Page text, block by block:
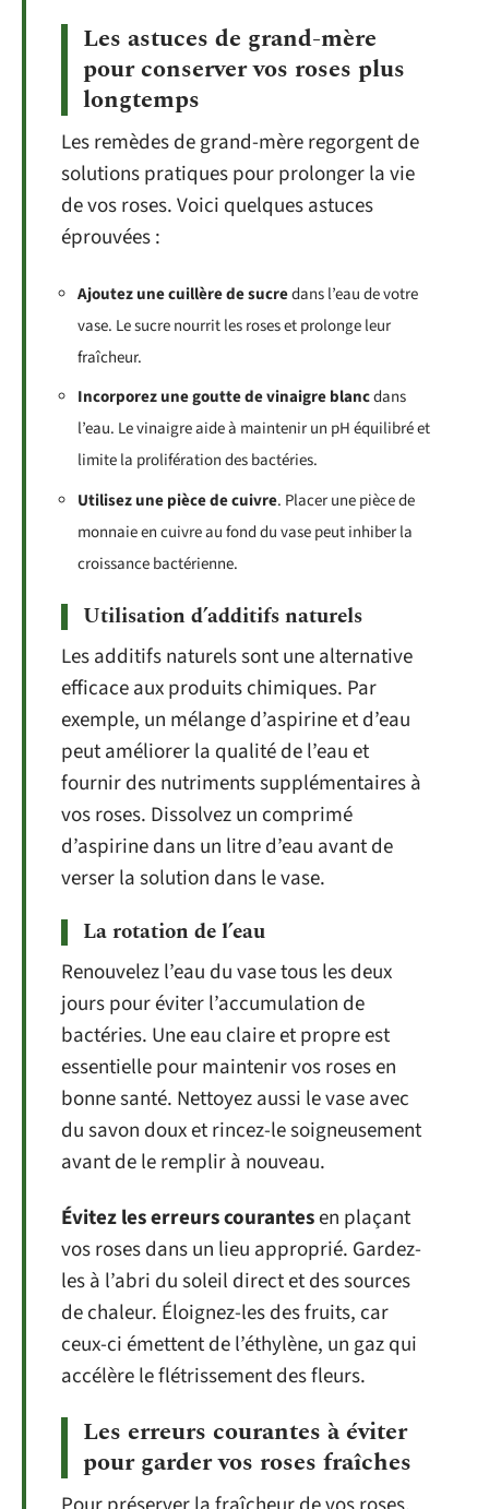
Les astuces de grand-mère
pour conserver vos roses plus
longtemps
Les remèdes de grand-mère regorgent de
solutions pratiques pour prolonger la vie
de vos roses. Voici quelques astuces
éprouvées :
Ajoutez une cuillère de sucredans l’eau de votre
vase. Le sucre nourrit les roses et prolonge leur
fraîcheur.
Incorporez une goutte de vinaigre blancdans
l’eau. Le vinaigre aide à maintenir un pH équilibré et
limite la prolifération des bactéries.
Utilisez une pièce de cuivre. Placer une pièce de
monnaie en cuivre au fond du vase peut inhiber la
croissance bactérienne.
Utilisation d’additifs naturels
Les additifs naturels sont une alternative
efficace aux produits chimiques. Par
exemple, un mélange d’aspirine et d’eau
peut améliorer la qualité de l’eau et
fournir des nutriments supplémentaires à
vos roses. Dissolvez un comprimé
d’aspirine dans un litre d’eau avant de
verser la solution dans le vase.
La rotation de l’eau
Renouvelez l’eau du vase tous les deux
jours pour éviter l’accumulation de
bactéries. Une eau claire et propre est
essentielle pour maintenir vos roses en
bonne santé. Nettoyez aussi le vase avec
du savon doux et rincez-le soigneusement
avant de le remplir à nouveau.
Évitez les erreurs courantesen plaçant
vos roses dans un lieu approprié. Gardez-
les à l’abri du soleil direct et des sources
de chaleur. Éloignez-les des fruits, car
ceux-ci émettent de l’éthylène, un gaz qui
accélère le flétrissement des fleurs.
Les erreurs courantes à éviter
pour garder vos roses fraîches